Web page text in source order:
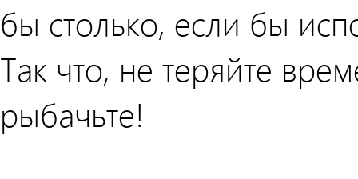
бы столько, если бы
Так что, не теряйте
рыбачьте!